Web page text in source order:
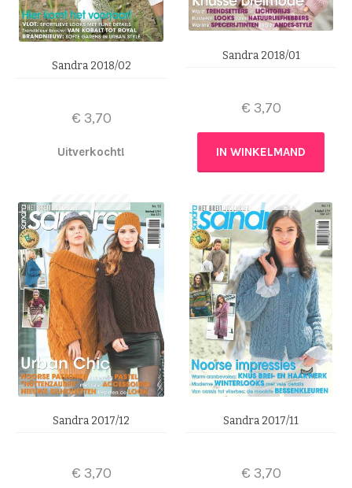
Sandra 2018/02
€ 3,70
Uitverkocht!
Sandra 2018/01
€ 3,70
IN WINKELMAND
Sandra 2017/12
€ 3,70
Sandra 2017/11
€ 3,70